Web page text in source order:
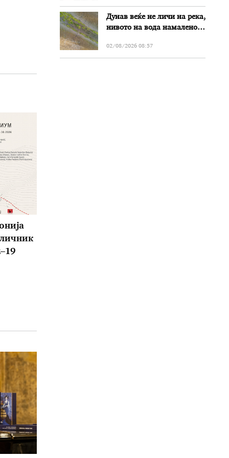
Дунав веќе не личи на река,
нивото на вода намалено
Бугарија
02/08/2026 08:57